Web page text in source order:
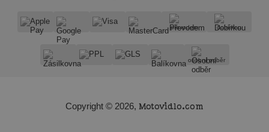
převodem dobírkou
osobní odběr
Copyright © 2026, Motovidlo.com